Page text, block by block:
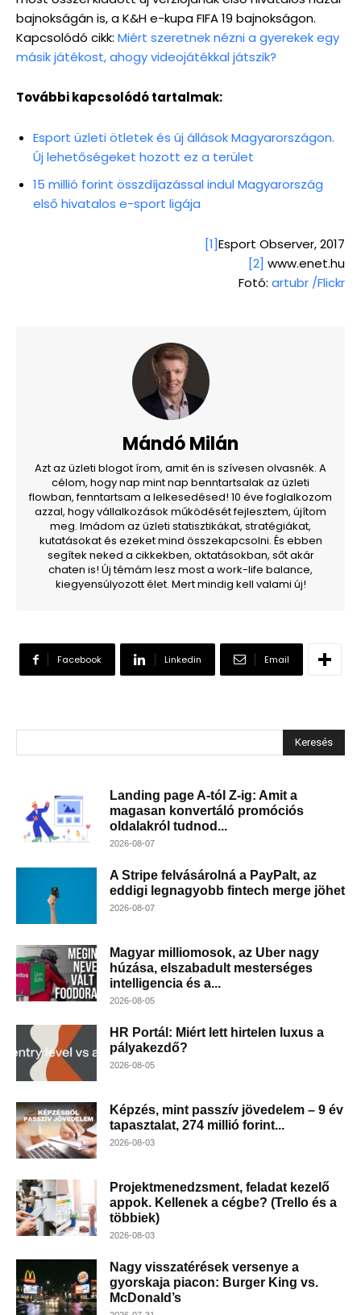
bajnokságán is, a K&H e-kupa FIFA 19 bajnokságon.
Kapcsolódó cikk: Miért szeretnek nézni a gyerekek egy
másik játékost, ahogy videojátékkal játszik?
További kapcsolódó tartalmak:
Esport üzleti ötletek és új állások Magyarországon.
Új lehetőségeket hozott ez a terület
15 millió forint összdíjazással indul Magyarország
első hivatalos e-sport ligája
[1]Esport Observer, 2017
[2] www.enet.hu
Fotó: artubr /Flickr
Mándó Milán
Azt az üzleti blogot írom, amit én is szívesen olvasnék. A
célom, hogy nap mint nap benntartsalak az üzleti
flowban, fenntartsam a lelkesedésed! 10 éve foglalkozom
azzal, hogy vállalkozások működését fejlesztem, újítom
meg. Imádom az üzleti statisztikákat, stratégiákat,
kutatásokat és ezeket mind összekapcsolni. És ebben
segítek neked a cikkekben, oktatásokban, sőt akár
chaten is! Új témám lesz most a work-life balance,
kiegyensúlyozott élet. Mert mindig kell valami új!
Facebook Linkedin Email
Keresés
Landing page A-tól Z-ig: Amit a
magasan konvertáló promóciós
oldalakról tudnod...
2026-08-07
A Stripe felvásárolná a PayPalt, az
eddigi legnagyobb fintech merge jöhet
2026-08-07
Magyar milliomosok, az Uber nagy
húzása, elszabadult mesterséges
intelligencia és a...
2026-08-05
HR Portál: Miért lett hirtelen luxus a
pályakezdő?
2026-08-05
Képzés, mint passzív jövedelem – 9 év
tapasztalat, 274 millió forint...
2026-08-03
Projektmenedzsment, feladat kezelő
appok. Kellenek a cégbe? (Trello és a
többiek)
2026-08-03
Nagy visszatérések versenye a
gyorskaja piacon: Burger King vs.
McDonald’s